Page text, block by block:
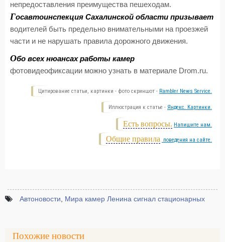
непредоставления преимущества пешеходам.
Госавтоинспекция Сахалинской области призывает
водителей быть предельно внимательными на проезжей
части и не нарушать правила дорожного движения.
Обо всех нюансах работы камер
фотовидеофиксации можно узнать в материале Drom.ru.
Цитирование статьи, картинки - фото скриншот - Rambler News Service.
Иллюстрация к статье - Яндекс. Картинки.
Есть вопросы. Напишите нам.
Общие правила поведения на сайте.
Автоновости Мира камер Ленина сигнал стационарных
Похожие новости